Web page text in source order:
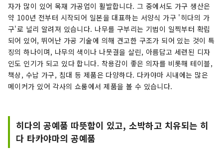
자가 많이 있어 목재 가공업이 활발합니다. 그 중에서도 가구 생산은
약 100년 전부터 시작되어 일본을 대표하는 서양식 가구 '히다의 가
구'로 널리 알려져 있습니다. 나무를 구부리는 기법이 일찍부터 확립
되어 있어, 뛰어난 가공 기술에 의해 견고한 구조가 되어 있는 것이 특
징의 하나이며, 나무의 색이나 나뭇결을 살린, 아름답고 세련된 디자
인도 인기가 되고 있다 합니다. 착용감이 좋은 의자를 비롯해 테이블,
책상, 수납 가구, 침대 등 제품은 다양하다. 다카야마 시내에는 많은
메이커가 있어 각사의 쇼룸에서 제품을 볼 수 있습니다.
히다의 공예품 따뜻함이 있고, 소박하고 치유되는 히
다 타카야마의 공예품